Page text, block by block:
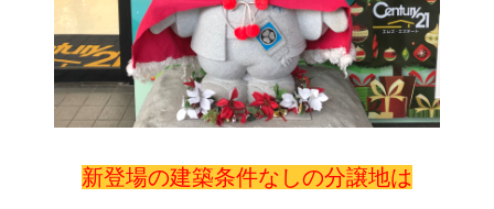
新登場の建築条件なしの分譲地は